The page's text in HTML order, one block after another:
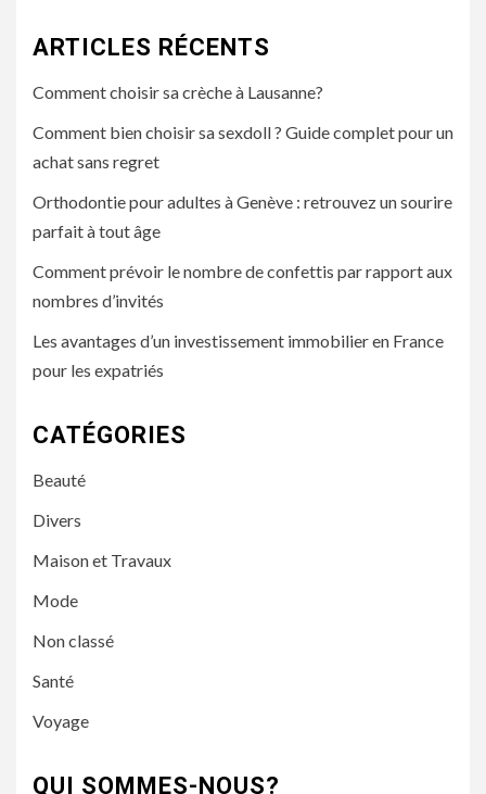
ARTICLES RÉCENTS
Comment choisir sa crèche à Lausanne?
Comment bien choisir sa sexdoll ? Guide complet pour un
achat sans regret
Orthodontie pour adultes à Genève : retrouvez un sourire
parfait à tout âge
Comment prévoir le nombre de confettis par rapport aux
nombres d’invités
Les avantages d’un investissement immobilier en France
pour les expatriés
CATÉGORIES
Beauté
Divers
Maison et Travaux
Mode
Non classé
Santé
Voyage
QUI SOMMES-NOUS?